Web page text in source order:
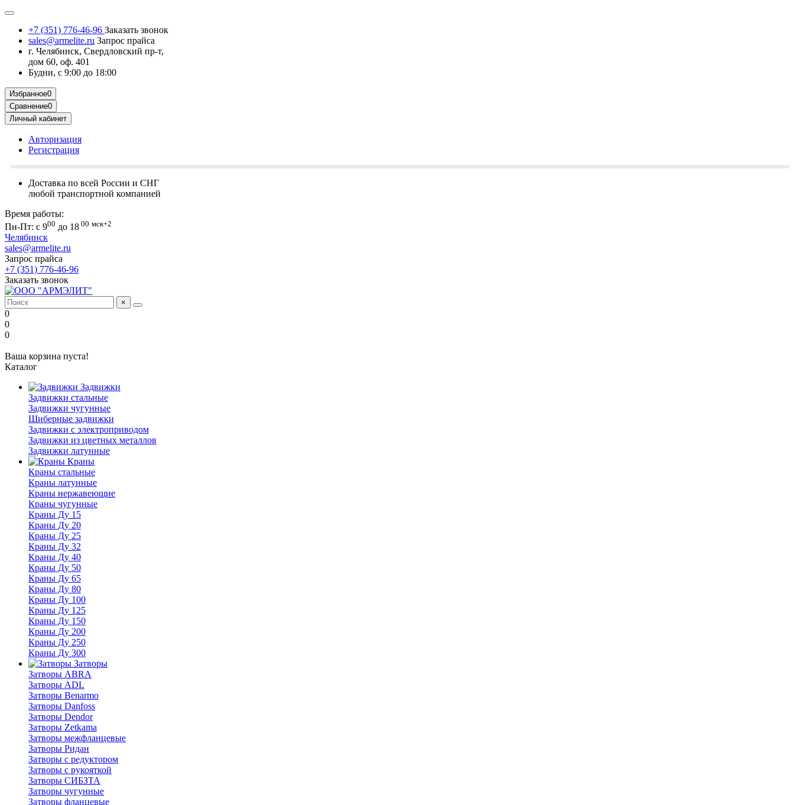
+7 (351) 776-46-96 Заказать звонок
sales@armelite.ru Запрос прайса
г. Челябинск, Свердловский пр-т,
дом 60, оф. 401
Будни, с 9:00 до 18:00
Избранное0
Сравнение0
Личный кабинет
Авторизация
Регистрация
Доставка по всей России и СНГ
любой транспортной компанией
Время работы:
Пн-Пт: с 900 до 18 00 мск+2
Челябинск
sales@armelite.ru
Запрос прайса
+7 (351) 776-46-96
Заказать звонок
×
0
0
0
Ваша корзина пуста!
Каталог
Задвижки
Задвижки стальные
Задвижки чугунные
Шиберные задвижки
Задвижки с электроприводом
Задвижки из цветных металлов
Задвижки латунные
Краны
Краны стальные
Краны латунные
Краны нержавеющие
Краны чугунные
Краны Ду 15
Краны Ду 20
Краны Ду 25
Краны Ду 32
Краны Ду 40
Краны Ду 50
Краны Ду 65
Краны Ду 80
Краны Ду 100
Краны Ду 125
Краны Ду 150
Краны Ду 200
Краны Ду 250
Краны Ду 300
Затворы
Затворы ABRA
Затворы ADL
Затворы Benarmo
Затворы Danfoss
Затворы Dendor
Затворы Zetkama
Затворы межфланцевые
Затворы Ридан
Затворы с редуктором
Затворы с рукояткой
Затворы СИБЗТА
Затворы чугунные
Затворы фланцевые